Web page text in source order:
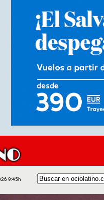
9:45h